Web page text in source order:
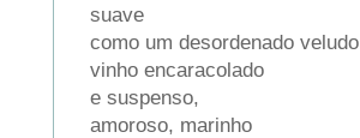
suave
como um desordenado veludo
vinho encaracolado
e suspenso,
amoroso, marinho